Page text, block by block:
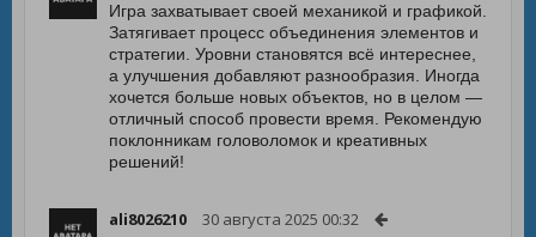
Игра захватывает своей механикой и графикой.
Затягивает процесс объединения элементов и
стратегии. Уровни становятся всё интереснее,
а улучшения добавляют разнообразия. Иногда
хочется больше новых объектов, но в целом —
отличный способ провести время. Рекомендую
поклонникам головоломок и креативных
решений!
ali8026210 30 августа 2025 00:32